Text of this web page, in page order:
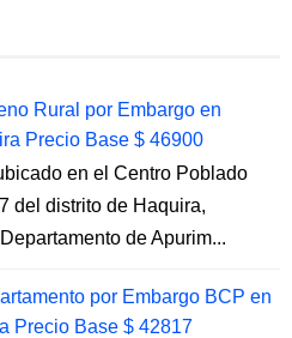
Rural por Embargo en
Precio Base $ 46900
en el Centro Poblado
distrito de Haquira,
de Apurim...
por Embargo BCP en
Precio Base $ 42817